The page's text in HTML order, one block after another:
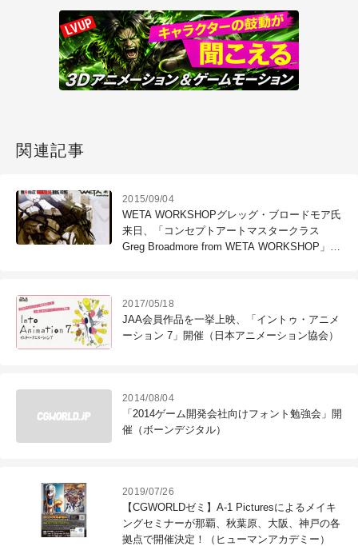
関連記事
2015/09/04
WETA WORKSHOPグレッグ・ブロードモア氏
来日、「コンセプトアートマスタークラス
Greg Broadmore from WETA WORKSHOP」開
2017/05/18
JAA会員作品を一挙上映、「イントゥ・アニメ
ーション 7」開催（日本アニメーション協会）
2014/08/04
「2014ゲーム開発会社向けフォント勉強会」開
催（ボーンデジタル）
2019/07/26
【CGWORLDゼミ】A-1 Picturesによるメイキ
ングセミナーが那覇、秋葉原、大阪、神戸の各
拠点で開催決定！（ヒューマンアカデミー）